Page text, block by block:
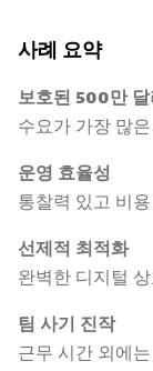
사례 요약
보호된 500만
수요가 가장 많
운영 효율성
통찰력 있고 비
선제적 최적화
완벽한 디지털
팀 사기 진작
근무 시간 외에